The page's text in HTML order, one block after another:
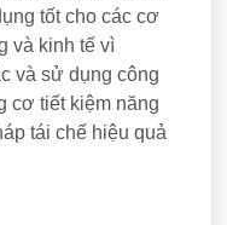
tốt cho các cơ
và kinh tế vì
và sử dụng công
cơ tiết kiệm năng
tái chế hiệu quả